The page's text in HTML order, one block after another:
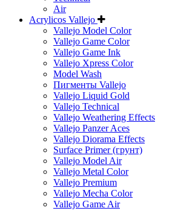
Air
Acrylicos Vallejo
Vallejo Model Color
Vallejo Game Color
Vallejo Game Ink
Vallejo Xpress Color
Model Wash
Пигменты Vallejo
Vallejo Liquid Gold
Vallejo Technical
Vallejo Weathering Effects
Vallejo Panzer Aces
Vallejo Diorama Effects
Surface Primer (грунт)
Vallejo Model Air
Vallejo Metal Color
Vallejo Premium
Vallejo Mecha Color
Vallejo Game Air